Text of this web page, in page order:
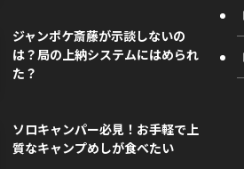
ジャンポケ斎藤が示談しないの
は？局の上納システムにはめられ
た？
ソロキャンパー必見！お手軽で上
質なキャンプめしが食べたい